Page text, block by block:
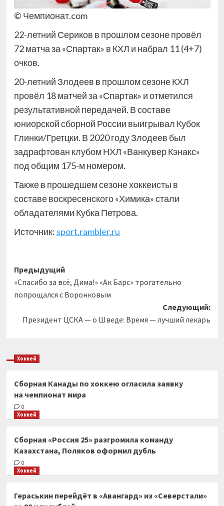
© Чемпионат.com
22-летний Сериков в прошлом сезоне провёл
72 матча за «Спартак» в КХЛ и набрал 11 (4+7)
очков.
20-летний Злодеев в прошлом сезоне КХЛ
провёл 18 матчей за «Спартак» и отметился
результативной передачей. В составе
юниорской сборной России выигрывал Кубок
Глинки/Гретцки. В 2020 году Злодеев был
задрафтован клубом НХЛ «Ванкувер Кэнакс»
под общим 175-м номером.
Также в прошедшем сезоне хоккеисты в
составе воскресенского «Химика» стали
обладателями Кубка Петрова.
Источник: sport.rambler.ru
Навигация
записи
Предыдущий
«Спасибо за всё, Дима!» «Ак Барс» трогательно
попрощался с Воронковым
Следующий:
Президент ЦСКА — о Шведе: Время — лучший лекарь
Хоккей
Сборная Канады по хоккею огласила заявку
на чемпионат мира
0
Хоккей
Сборная «Россия 25» разгромила команду
Казахстана, Поляков оформил дубль
0
Хоккей
Гераськин перейдёт в «Авангард» из «Северстали»